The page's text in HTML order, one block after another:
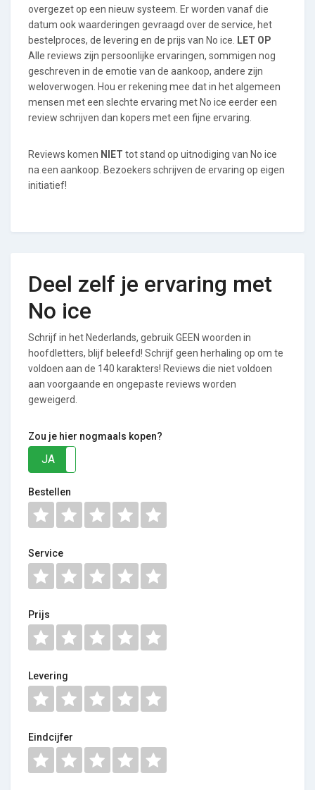
overgezet op een nieuw systeem. Er worden vanaf die
datum ook waarderingen gevraagd over de service, het
bestelproces, de levering en de prijs van No ice.
LET OP
Alle reviews zijn persoonlijke ervaringen, sommigen nog
geschreven in de emotie van de aankoop, andere zijn
weloverwogen. Hou er rekening mee dat in het algemeen
mensen met een slechte ervaring met No ice eerder een
review schrijven dan kopers met een fijne ervaring.
Reviews komen NIET tot stand op uitnodiging van No ice
na een aankoop. Bezoekers schrijven de ervaring op eigen
initiatief!
Deel zelf je ervaring met
No ice
Schrijf in het Nederlands, gebruik GEEN woorden in
hoofdletters, blijf beleefd! Schrijf geen herhaling op om te
voldoen aan de 140 karakters! Reviews die niet voldoen
aan voorgaande en ongepaste reviews worden
geweigerd.
Zou je hier nogmaals kopen?
JA
Bestellen
Service
Prijs
Levering
Eindcijfer